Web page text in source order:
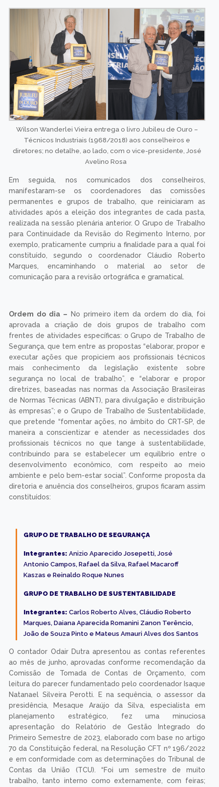
Wilson Wanderlei Vieira entrega o livro Jubileu de Ouro –
Técnicos Industriais (1968/2018) aos conselheiros e
diretores; no detalhe, ao lado, com o vice-presidente, José
Avelino Rosa
Em seguida, nos comunicados dos conselheiros,
manifestaram-se os coordenadores das comissões
permanentes e grupos de trabalho, que reiniciaram as
atividades após a eleição dos integrantes de cada pasta,
realizada na sessão plenária anterior. O Grupo de Trabalho
para Continuidade da Revisão do Regimento Interno, por
exemplo, praticamente cumpriu a finalidade para a qual foi
constituído, segundo o coordenador Cláudio Roberto
Marques, encaminhando o material ao setor de
comunicação para a revisão ortográfica e gramatical.
Ordem do dia – No primeiro item da ordem do dia, foi
aprovada a criação de dois grupos de trabalho com
frentes de atividades específicas: o Grupo de Trabalho de
Segurança, que tem entre as propostas “elaborar, propor e
executar ações que propiciem aos profissionais técnicos
mais conhecimento da legislação existente sobre
segurança no local de trabalho”, e “elaborar e propor
diretrizes, baseadas nas normas da Associação Brasileiras
de Normas Técnicas (ABNT), para divulgação e distribuição
às empresas”; e o Grupo de Trabalho de Sustentabilidade,
que pretende “fomentar ações, no âmbito do CRT-SP, de
maneira a conscientizar e atender as necessidades dos
profissionais técnicos no que tange à sustentabilidade,
contribuindo para se estabelecer um equilíbrio entre o
desenvolvimento econômico, com respeito ao meio
ambiente e pelo bem-estar social”. Conforme proposta da
diretoria e anuência dos conselheiros, grupos ficaram assim
constituídos:
GRUPO DE TRABALHO DE SEGURANÇA
Integrantes: Anizio Aparecido Josepetti, José
Antonio Campos, Rafael da Silva, Rafael Macaroff
Kaszas e Reinaldo Roque Nunes
GRUPO DE TRABALHO DE SUSTENTABILIDADE
Integrantes: Carlos Roberto Alves, Cláudio Roberto
Marques, Daiana Aparecida Romanini Zanon Terêncio,
João de Souza Pinto e Mateus Amauri Alves dos Santos
O contador Odair Dutra apresentou as contas referentes
ao mês de junho, aprovadas conforme recomendação da
Comissão de Tomada de Contas de Orçamento, com
leitura do parecer fundamentado pelo coordenador Isaque
Natanael Silveira Perotti. E na sequência, o assessor da
presidência, Mesaque Araújo da Silva, especialista em
planejamento estratégico, fez uma minuciosa
apresentação do Relatório de Gestão Integrado do
Primeiro Semestre de 2023, elaborado com base no artigo
70 da Constituição federal, na Resolução CFT nº 196/2022
e em conformidade com as determinações do Tribunal de
Contas da União (TCU). “Foi um semestre de muito
trabalho, tanto interno como externamente, com feiras;